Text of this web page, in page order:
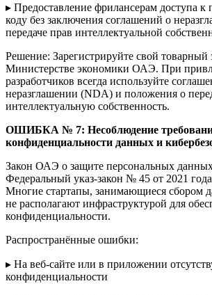
▸ Предоставление фрилансерам доступа к
коду без заключения соглашений о
передаче прав интеллектуальной
Решение: Зарегистрируйте свой товарный
Министерстве экономики ОАЭ. При
разработчиков всегда используйте
неразглашении (NDA) и положения о
интеллектуальную собственность.
ОШИБКА № 7: Несоблюдение
конфиденциальности данных и
Закон ОАЭ о защите персональных
Федеральный указ-закон № 45 от 2021
Многие стартапы, занимающиеся сбором
не располагают инфраструктурой для
конфиденциальности.
Распространённые ошибки:
▸ На веб-сайте или в приложении
конфиденциальности